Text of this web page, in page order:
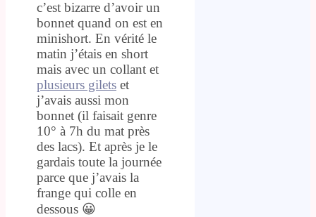
c’est bizarre d’avoir un
bonnet quand on est en
minishort. En vérité le
matin j’étais en short
mais avec un collant et
plusieurs gilets et
j’avais aussi mon
bonnet (il faisait genre
10° à 7h du mat près
des lacs). Et après je le
gardais toute la journée
parce que j’avais la
frange qui colle en
dessous 😀